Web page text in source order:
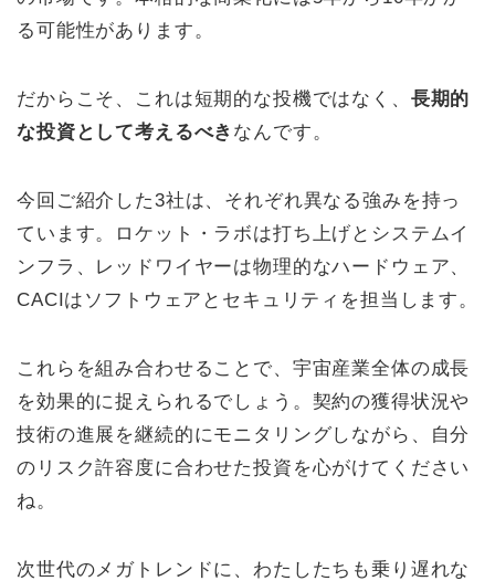
る可能性があります。
だからこそ、これは短期的な投機ではなく、 長期的
な投資として考えるべき なんです。
今回ご紹介した3社は、それぞれ異なる強みを持っ
ています。ロケット・ラボは打ち上げとシステムイ
ンフラ、レッドワイヤーは物理的なハードウェア、
CACIはソフトウェアとセキュリティを担当します。
これらを組み合わせることで、宇宙産業全体の成長
を効果的に捉えられるでしょう。契約の獲得状況や
技術の進展を継続的にモニタリングしながら、自分
のリスク許容度に合わせた投資を心がけてください
ね。
次世代のメガトレンドに、わたしたちも乗り遅れな